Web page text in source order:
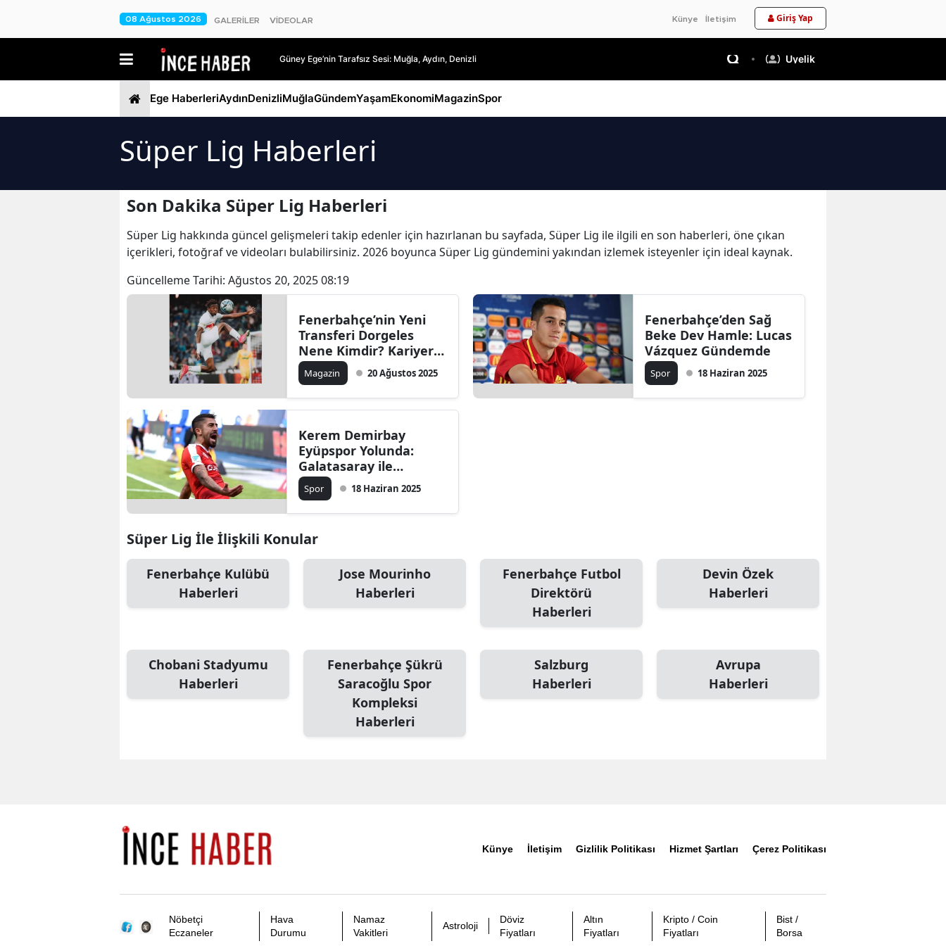
08 Ağustos 2026 GALERİLER VİDEOLAR Künye İletişim Giriş Yap
Güney Ege’nin Tarafsız Sesi: Muğla, Aydın, Denizli Üyelik
Ege HaberleriAydınDenizliMuğlaGündemYaşamEkonomiMagazinSpor
Süper Lig Haberleri
Son Dakika Süper Lig Haberleri
Süper Lig hakkında güncel gelişmeleri takip edenler için hazırlanan bu sayfada, Süper Lig ile ilgili en son haberleri, öne çıkan
içerikleri, fotoğraf ve videoları bulabilirsiniz. 2026 boyunca Süper Lig gündemini yakından izlemek isteyenler için ideal kaynak.
Güncelleme Tarihi: Ağustos 20, 2025 08:19
Fenerbahçe’nin Yeni
Transferi Dorgeles
Nene Kimdir? Kariyeri,
Oynadığı Takımlar,
İstatistikleri ve Öne
Çıkan Özellikleri
Magazin 20 Ağustos 2025
Fenerbahçe’den Sağ
Beke Dev Hamle: Lucas
Vázquez Gündemde
Spor 18 Haziran 2025
Kerem Demirbay
Eyüpspor Yolunda:
Galatasaray ile
Sözleşme Feshi
Bekleniyor
Spor 18 Haziran 2025
Süper Lig İle İlişkili Konular
Fenerbahçe Kulübü
Haberleri
Jose Mourinho
Haberleri
Fenerbahçe Futbol
Direktörü
Haberleri
Devin Özek
Haberleri
Chobani Stadyumu
Haberleri
Fenerbahçe Şükrü
Saracoğlu Spor
Kompleksi
Haberleri
Salzburg
Haberleri
Avrupa
Haberleri
Künye İletişim Gizlilik Politikası Hizmet Şartları Çerez Politikası
Nöbetçi
Eczaneler
Hava
Durumu
Namaz
Vakitleri
Astroloji
Döviz
Fiyatları
Altın
Fiyatları
Kripto / Coin
Fiyatları
Bist /
Borsa